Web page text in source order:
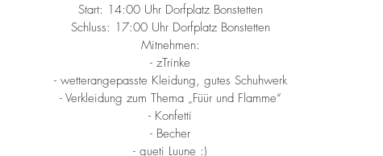
Start: 14:00 Uhr Dorfplatz Bonstetten
Schluss: 17:00 Uhr Dorfplatz Bonstetten
Mitnehmen:
- zTrinke
- wetterangepasste Kleidung, gutes Schuhwerk
- Verkleidung zum Thema „Füür und Flamme“
- Konfetti
- Becher
- gueti Luune :)